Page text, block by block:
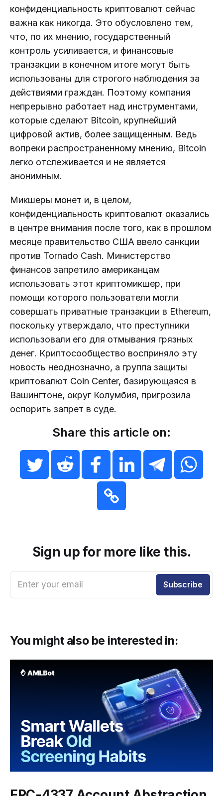
конфиденциальность криптовалют сейчас
важна как никогда. Это обусловлено тем,
что, по их мнению, государственный
контроль усиливается, и финансовые
транзакции в конечном итоге могут быть
использованы для строгого наблюдения за
действиями граждан. Поэтому компания
непрерывно работает над инструментами,
которые сделают Bitcoin, крупнейший
цифровой актив, более защищенным. Ведь
вопреки распространенному мнению, Bitcoin
легко отслеживается и не является
анонимным.
Микшеры монет и, в целом,
конфиденциальность криптовалют оказались
в центре внимания после того, как в прошлом
месяце правительство США ввело санкции
против Tornado Cash. Министерство
финансов запретило американцам
использовать этот криптомикшер, при
помощи которого пользователи могли
совершать приватные транзакции в Ethereum,
поскольку утверждало, что преступники
использовали его для отмывания грязных
денег. Криптосообщество восприняло эту
новость неоднозначно, а группа защиты
криптовалют Coin Center, базирующаяся в
Вашингтоне, округ Колумбия, пригрозила
оспорить запрет в суде.
Share this article on:
Sign up for more like this.
Enter your email Subscribe
You might also be interested in: